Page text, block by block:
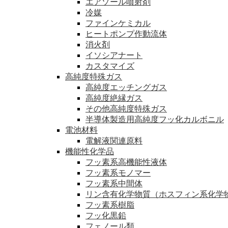
冷媒
ファインケミカル
ヒートポンプ作動流体
消火剤
イソシアナート
カスタマイズ
高純度特殊ガス
高純度エッチングガス
高純度絶縁ガス
その他高純度特殊ガス
半導体製造用高純度フッ化カルボニル
電池材料
電解液関連原料
機能性化学品
フッ素系高機能性液体
フッ素系モノマー
フッ素系中間体
リン含有化学物質（ホスフィン系化学
フッ素系樹脂
フッ化黒鉛
フェノール類